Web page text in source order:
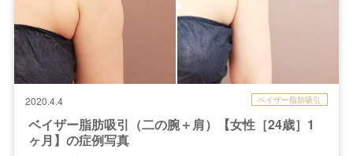
2020.4.4 ベイザー脂肪吸引
ベイザー脂肪吸引（二の腕＋肩）【女性［24歳］1
ヶ月】の症例写真